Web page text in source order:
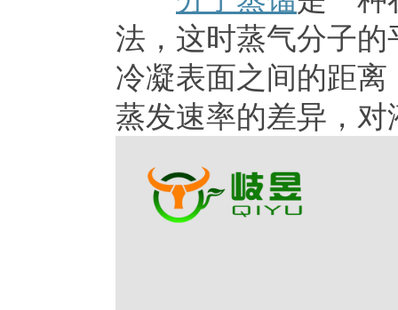
法，这时蒸气分子
冷凝表面之间的距
蒸发速率的差异，